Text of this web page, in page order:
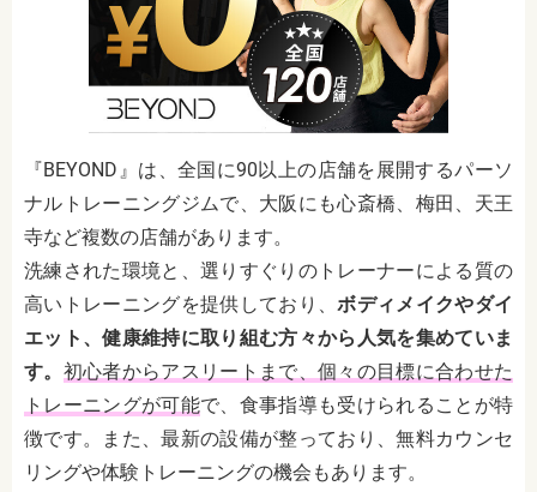
『BEYOND』は、全国に90以上の店舗を展開するパーソ
ナルトレーニングジムで、大阪にも心斎橋、梅田、天王
寺など複数の店舗があります。
洗練された環境と、選りすぐりのトレーナーによる質の
高いトレーニングを提供しており、ボディメイクやダイ
エット、健康維持に取り組む方々から人気を集めていま
す。 初心者からアスリートまで、個々の目標に合わせた
トレーニングが可能で、食事指導も受けられることが特
徴です。また、最新の設備が整っており、無料カウンセ
リングや体験トレーニングの機会もあります。